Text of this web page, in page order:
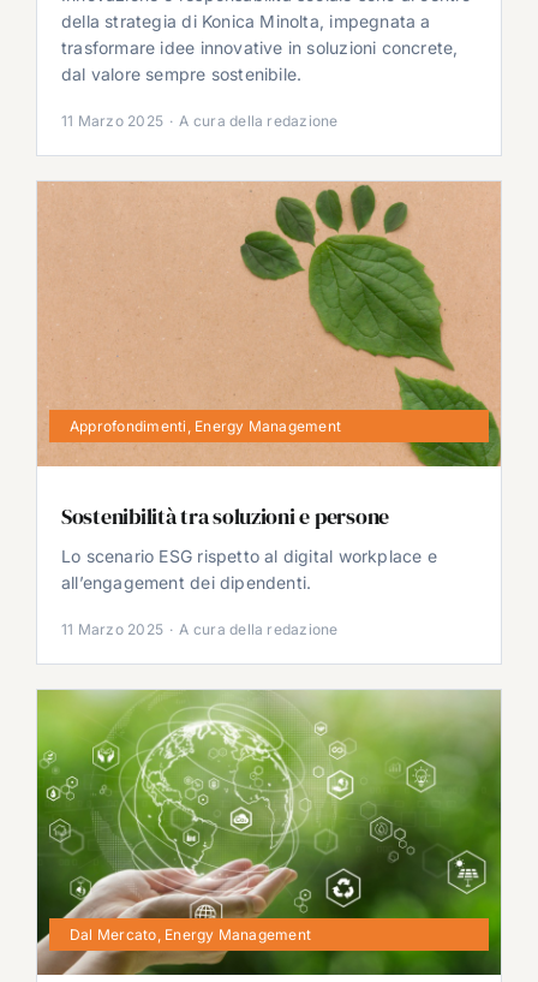
della strategia di Konica Minolta, impegnata a
trasformare idee innovative in soluzioni concrete,
dal valore sempre sostenibile.
11 Marzo 2025 · A cura della redazione
Approfondimenti Energy Management
Sostenibilità tra soluzioni e persone
Lo scenario ESG rispetto al digital workplace e
all’engagement dei dipendenti.
11 Marzo 2025 · A cura della redazione
Dal Mercato Energy Management